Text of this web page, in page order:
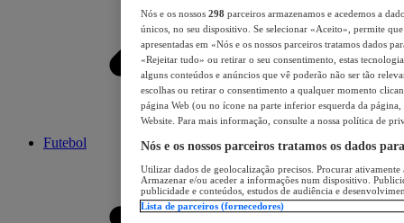
Futebol
Nós e os nossos 298 parceiros armazenamos e acedemos a
únicos, no seu dispositivo. Se selecionar «Aceito», permite
apresentadas em «Nós e os nossos parceiros tratamos dados
«Rejeitar tudo» ou retirar o seu consentimento, estas
alguns conteúdos e anúncios que vê poderão não ser tão
escolhas ou retirar o consentimento a qualquer momento
página Web (ou no ícone na parte inferior esquerda da página,
Website. Para mais informação, consulte a nossa política de
Nós e os nossos parceiros tratamos os dados
Utilizar dados de geolocalização precisos. Procurar
Armazenar e/ou aceder a informações num dispositivo.
publicidade e conteúdos, estudos de audiência e
Lista de parceiros (fornecedores)